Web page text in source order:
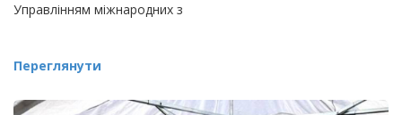
Управлінням міжнародних з
Переглянути